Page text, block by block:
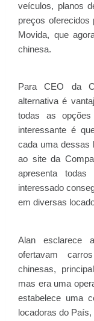
veículos, planos
preços oferecidos
Movida, que
chinesa.
Para CEO da
alternativa é
todas as
interessante é
cada uma dessas
ao site da
apresenta
interessado
em diversas
Alan esclarece
ofertavam
chinesas,
mas era uma
estabelece uma
locadoras do